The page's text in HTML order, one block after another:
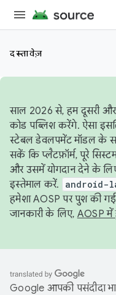
दस्तावेज़
साल 2026 से, हम दूसरी और
कोड पब्लिश करेंगे. ऐसा
स्टेबल डेवलपमेंट मॉडल के
सकें कि प्लैटफ़ॉर्म, पूरे
और उसमें योगदान देने के
इस्तेमाल करें.
android-
हमेशा AOSP पर पुश की
जानकारी के लिए, AOSP में
Google आपकी पसंदीदा